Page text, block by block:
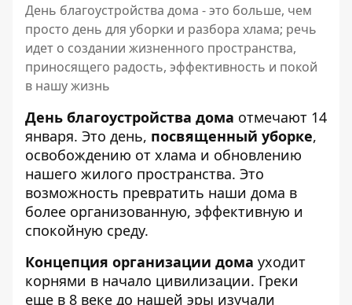
День благоустройства дома - это больше, чем
просто день для уборки и разбора хлама; речь
идет о создании жизненного пространства,
приносящего радость, эффективность и покой
в ​​нашу жизнь
День благоустройства дома отмечают 14
января. Это день, посвященный уборке,
освобождению от хлама и обновлению
нашего жилого пространства. Это
возможность превратить наши дома в
более организованную, эффективную и
спокойную среду.
Концепция организации дома уходит
корнями в начало цивилизации. Греки
еще в 8 веке до нашей эры изучали